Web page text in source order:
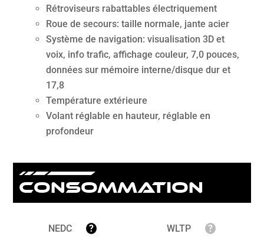
Rétroviseurs rabattables électriquement
Roue de secours: taille normale, jante acier
Système de navigation: visualisation 3D et
voix, info trafic, affichage couleur, 7,0 pouces,
données sur mémoire interne/disque dur et
17,8
Température extérieure
Volant réglable en hauteur, réglable en
profondeur
Consommation
NEDC ? WLTP ?